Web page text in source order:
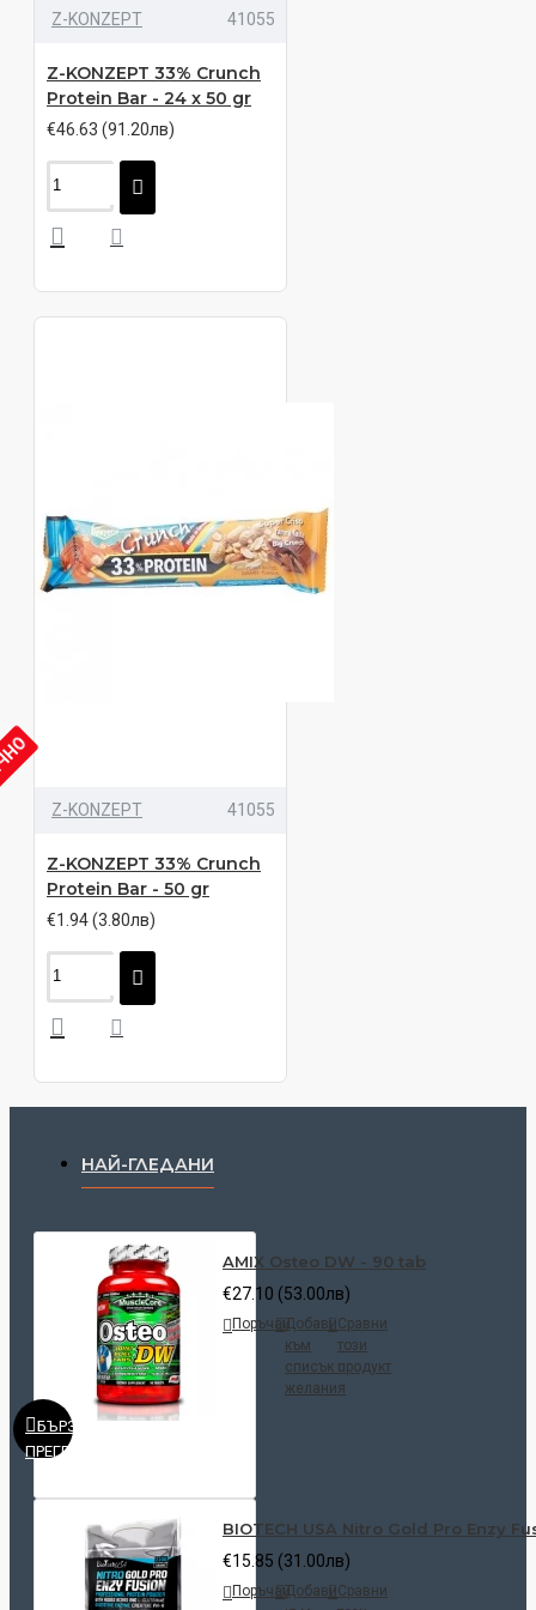
Z-KONZEPT 41055
Z-KONZEPT 33% Crunch
Protein Bar - 24 x 50 gr
€46.63 (91.20лв)
Z-KONZEPT 41055
Z-KONZEPT 33% Crunch
Protein Bar - 50 gr
€1.94 (3.80лв)
НАЙ-ГЛЕДАНИ
БЪРЗ
ПРЕГЛЕД
AMIX Osteo DW - 90 tab
€27.10 (53.00лв)
ПоръчайДобави
към
списък с
желания
Сравни
този
продукт
BIOTECH USA Nitro Gold Pro Enzy
€15.85 (31.00лв)
ПоръчайДобави Сравни